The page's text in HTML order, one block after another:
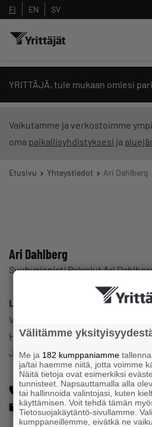
FI EN SV
YRITTÄJÄ, tule mukaan omiesi
Vaikutamme ja verkostoimme
oma paikallisyhdistyksesi ja
Etusivu Yhteystiedot Ari Dahlberg
Ari Dahlberg
Suuhygienisti Palvelut Ari
Luottamustoimi
Virtain Yrittäjät
Hallitus
Jäsen
+358404156271
ari.dahlberg@pihlajalinna.fi
Yrittäjien tekoälyltä
Välitämme
Me ja 182 kumppaniamme
ja/tai haemme niitä, jotta voimme
Näitä tietoja ovat esimerkiksi
tunnisteet. Napsauttamalla alla
tai hallinnoida valintojasi, kuten
käyttämisen. Voit tehdä tämän
Tietosuojakäytäntö-sivullamme.
kumppaneillemme, eivätkä ne